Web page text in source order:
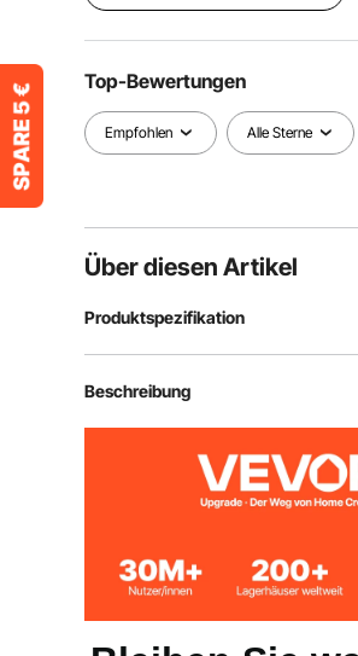
Top-Bewertungen
Empfohlen Alle Sterne
Über diesen Artikel
Produktspezifikation
Betriebsverbrauch
Kraftstofftankvolumen
Beschreibung